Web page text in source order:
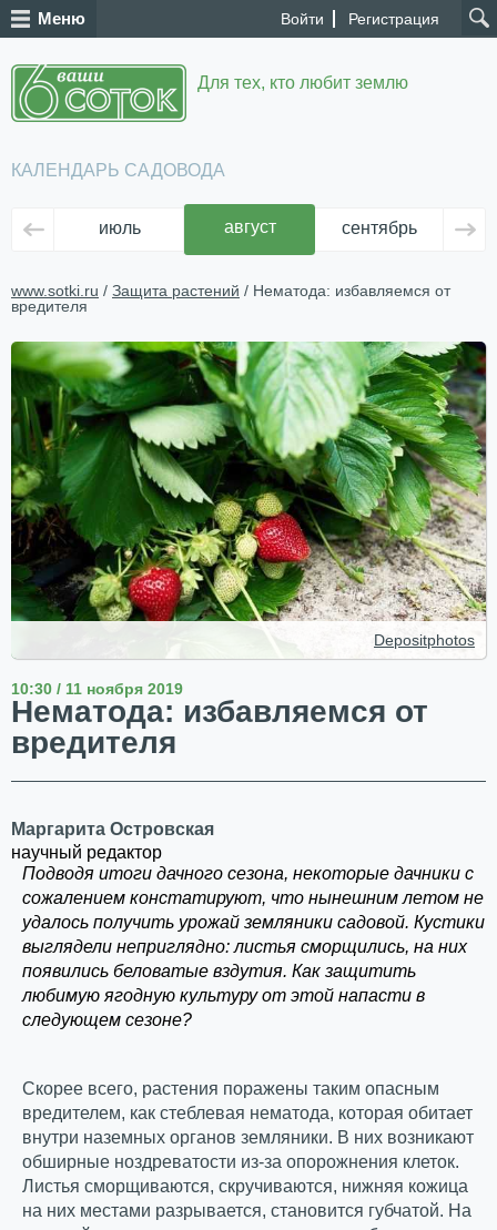
Войти Регистрация
Меню
Для тех, кто любит землю
КАЛЕНДАРЬ САДОВОДА
июль август сентябрь
www.sotki.ru / Защита растений / Нематода: избавляемся от
вредителя
Depositphotos
10:30 / 11 ноября 2019
Нематода: избавляемся от
вредителя
Маргарита Островская
научный редактор
Подводя итоги дачного сезона, некоторые дачники с
сожалением констатируют, что нынешним летом не
удалось получить урожай земляники садовой. Кустики
выглядели неприглядно: листья сморщились, на них
появились беловатые вздутия. Как защитить
любимую ягодную культуру от этой напасти в
следующем сезоне?
Скорее всего, растения поражены таким опасным
вредителем, как стеблевая нематода, которая обитает
внутри наземных органов земляники. В них возникают
обширные ноздреватости из-за опорожнения клеток.
Листья сморщиваются, скручиваются, нижняя кожица
на них местами разрывается, становится губчатой. На